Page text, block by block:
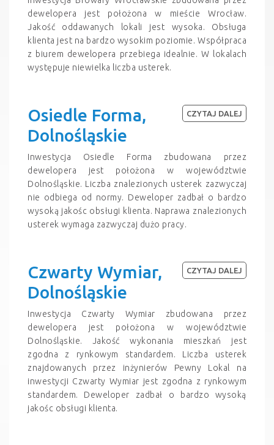
dewelopera jest położona w mieście Wrocław.
Jakość oddawanych lokali jest wysoka. Obsługa
klienta jest na bardzo wysokim poziomie. Współpraca
z biurem dewelopera przebiega idealnie. W lokalach
występuje niewielka liczba usterek.
Osiedle Forma,
Dolnośląskie
Inwestycja Osiedle Forma zbudowana przez
dewelopera jest położona w województwie
Dolnośląskie. Liczba znalezionych usterek zazwyczaj
nie odbiega od normy. Deweloper zadbał o bardzo
wysoką jakośc obsługi klienta. Naprawa znalezionych
usterek wymaga zazwyczaj dużo pracy.
CZYTAJ DALEJ
Czwarty Wymiar,
Dolnośląskie
Inwestycja Czwarty Wymiar zbudowana przez
dewelopera jest położona w województwie
Dolnośląskie. Jakość wykonania mieszkań jest
zgodna z rynkowym standardem. Liczba usterek
znajdowanych przez inżynierów Pewny Lokal na
inwestycji Czwarty Wymiar jest zgodna z rynkowym
standardem. Deweloper zadbał o bardzo wysoką
jakośc obsługi klienta.
CZYTAJ DALEJ